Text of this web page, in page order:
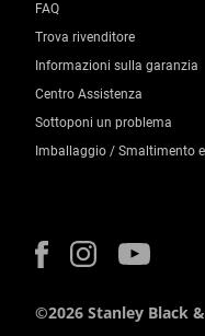
FAQ
Trova rivenditore
Informazioni sulla garanzia
Centro Assistenza
Sottoponi un problema
Imballaggio / Smaltimento
©2026 Stanley Black